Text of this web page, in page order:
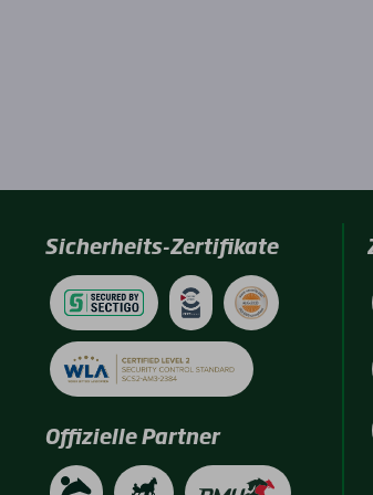
Sicherheits-Zertifikate
Offizielle Partner